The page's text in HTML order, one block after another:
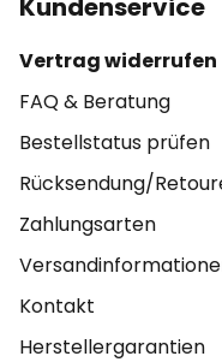
Kundenservice
Vertrag widerrufen
FAQ & Beratung
Bestellstatus prüfen
Rücksendung/
Zahlungsarten
Kontakt
Herstellergarantien